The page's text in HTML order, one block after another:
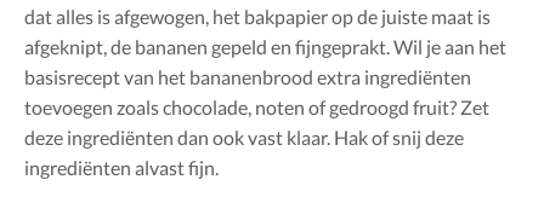
dat alles is afgewogen, het bakpapier op de juiste maat is
afgeknipt, de bananen gepeld en fijngeprakt. Wil je aan het
basisrecept van het bananenbrood extra ingrediënten
toevoegen zoals chocolade, noten of gedroogd fruit? Zet
deze ingrediënten dan ook vast klaar. Hak of snij deze
ingrediënten alvast fijn.